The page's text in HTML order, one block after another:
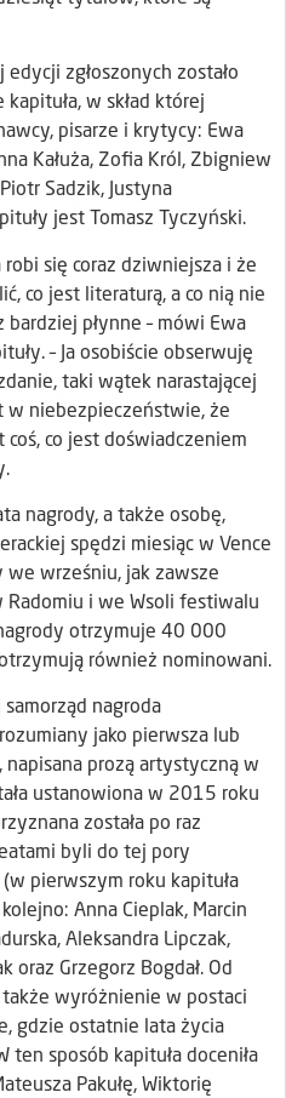
zgłoszonych zostało
kapituła, w skład której
pisarze i krytycy: Ewa
Kałuża, Zofia Król, Zbigniew
Sadzik, Justyna
jest Tomasz Tyczyński.
się coraz dziwniejsza i że
co jest literaturą, a co nią nie
bardziej płynne – mówi Ewa
– Ja osobiście obserwuję
taki wątek narastającej
w niebezpieczeństwie, że
co jest doświadczeniem
nagrody, a także osobę,
spędzi miesiąc w Vence
we wrześniu, jak zawsze
Radomiu i we Wsoli festiwalu
otrzymuje 40 000
również nominowani.
nagroda
jako pierwsza lub
napisana prozą artystyczną w
ustanowiona w 2015 roku
została po raz
byli do tej pory
pierwszym roku kapituła
Anna Cieplak, Marcin
Aleksandra Lipczak,
oraz Grzegorz Bogdał. Od
wyróżnienie w postaci
gdzie ostatnie lata życia
ten sposób kapituła doceniła
Pakułę, Wiktorię